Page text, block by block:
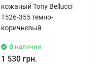
кожаный Tony Bellucci
T526-355 темно-
коричневый
В наличии
1 530 грн.